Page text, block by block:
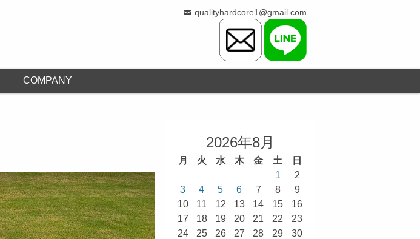
qualityhardcore1@gmail.com
COMPANY
2026年8月
月 火 水 木 金 土
日
1
2
3
4 5 6 7 8
9
10
11 12 13 14 15
16
17
18 19 20 21 22
23
24
25 26 27 28 29
30